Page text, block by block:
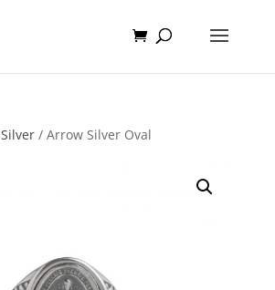
Silver/ Arrow Silver Oval